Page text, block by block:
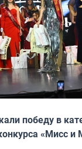
победу в
«Мисс и